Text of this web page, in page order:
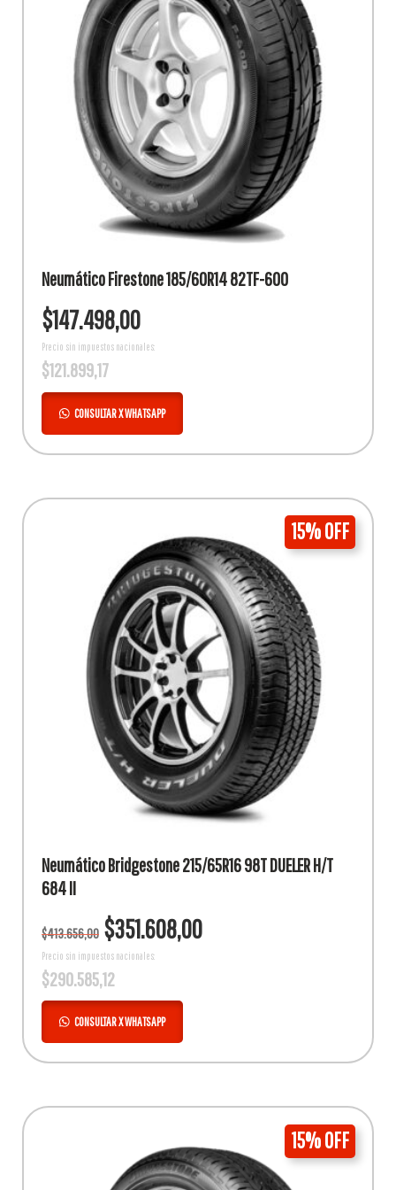
Neumático Firestone 185/60R14 82TF-600
$147.498,00
Precio sin impuestos nacionales:
$121.899,17
CONSULTAR X WHATSAPP
15% OFF
Neumático Bridgestone 215/65R16 98T DUELER H/T
684 II
$413.656,00
El
precio
original
era:
$351.608,00precio
Precio sin impuestos nacionales:
$290.585,12
CONSULTAR X WHATSAPP
15% OFF